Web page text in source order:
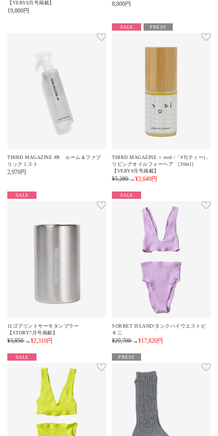
【VERY8月号掲載】
19,800円
8,800円
THIRD MAGAZINE #R ルーム＆ファブ
リックミスト
2,970円
SALE PRESS
THIRD MAGAZINE × soel /「#T(ティー)」
リビングオイルフォーヘア ［30ml］
【VERY9月号掲載】
¥5,280→¥2,640円
SALE
ロゴプリントサーモタンブラー
【STORY7月号掲載】
¥3,850→¥2,310円
SALE
SORBET ISLAND/タンクハイウエストビ
キニ
¥29,700→¥17,820円
SALE PRESS